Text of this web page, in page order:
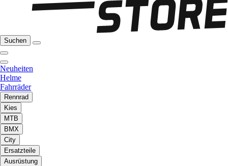
Suchen
Neuheiten
Helme
Fahrräder
Rennrad
Kies
MTB
BMX
City
Ersatzteile
Ausrüstung